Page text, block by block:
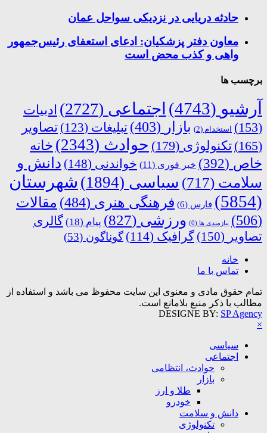
حادثه دریایی در نزدیکی سواحل عمان
معاون دفتر پزشکیان: ادعای استعفای رئیس‌جمهور
واهی و کذب محض است
برچسب ها
آرشیو (4743) اجتماعی (2727)
ادبیات
(153)
استخدام (2) بازار (403) تبلیغات (123)
تصاویر
(165)
تکنولوژی (179) حوادث (2343)
خانه
خاص (392) خبر فوری (11) خواندنی (148)
دانش و
سلامت (717) سیاسی (1894)
شهرستان
(5854)
فارس (6) فرهنگی هنری (484)
مقالات
(506)
نیازمندی ها (0) ورزشی (827) پیام (18)
گالری
تصاویر (150) گرافیک (114) گوناگون (53)
خانه
تماس با ما
تمام حقوق مادی و معنوی این سایت محفوظ می باشد و استفاده از
مطالب با ذکر منبع بلامانع است.
DESIGNE BY: SP Agency
×
سیاسی
اجتماعی
حوادث، انتظامی
بازار
طلا و ارز
خودرو
دانش و سلامت
تکنولوژی